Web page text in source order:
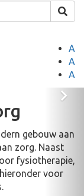
A
A
A
gebouw aan
zorg. Naast
fysiotherapie,
voor